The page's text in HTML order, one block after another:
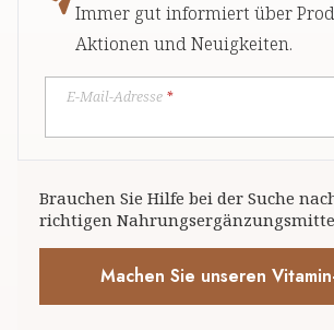
Immer gut informiert über
Aktionen und Neuigkeiten.
E-Mail-Adresse *
Brauchen Sie Hilfe bei der Suche
richtigen
Machen Sie unseren